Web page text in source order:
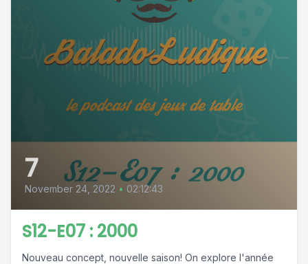
7
November 24, 2022 • 02:12:43
S12-E07 : 2000
Nouveau concept, nouvelle saison! On explore l'année